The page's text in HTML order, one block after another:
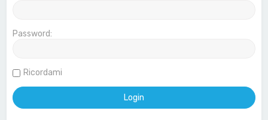
Password:
Ricordami